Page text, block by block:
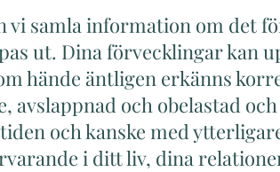
vi samla information om det
ut. Dina förvecklingar kan
hände äntligen erkänns
avslappnad och obelastad
och kanske med
i ditt liv, dina